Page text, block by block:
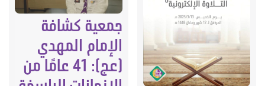
جمعية كشافة
الإمام المهدي
(عج): 41 عامًا من